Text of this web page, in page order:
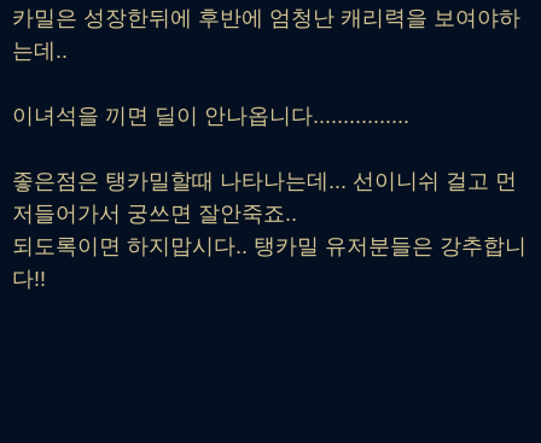
카밀은 성장한뒤에 후반에 엄청난 캐리력을 보여야하
는데..
이녀석을 끼면 딜이 안나옵니다................
좋은점은 탱카밀할때 나타나는데... 선이니쉬 걸고 먼
저들어가서 궁쓰면 잘안죽죠..
되도록이면 하지맙시다.. 탱카밀 유저분들은 강추합니
다!!